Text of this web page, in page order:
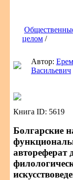
целом /
Автор:
Васильевич
Книга ID: 5619
Болгарские
автореферат